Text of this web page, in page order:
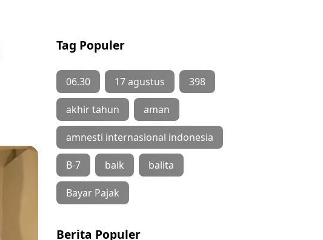
Tag Populer
06.30 17 agustus 398
akhir tahun aman
amnesti internasional indonesia
B-7 baik balita
Bayar Pajak
Berita Populer